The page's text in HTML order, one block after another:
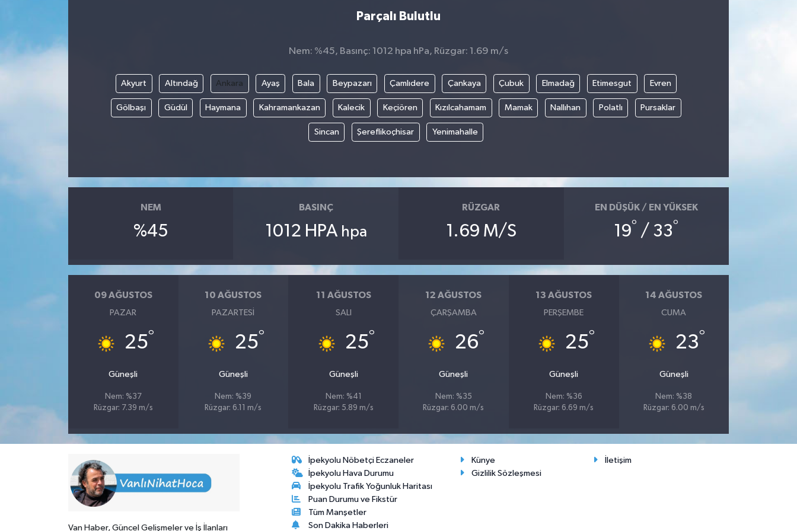
Parçalı Bulutlu
Nem: %45, Basınç: 1012 hpa hPa, Rüzgar: 1.69 m/s
Akyurt Altındağ Ankara Ayaş Bala Beypazarı Çamlıdere Çankaya Çubuk Elmadağ Etimesgut Evren
Gölbaşı Güdül Haymana Kahramankazan Kalecik Keçiören Kızılcahamam Mamak Nallıhan Polatlı Pursaklar
Sincan Şereflikoçhisar Yenimahalle
NEM
%45
BASINÇ
1012 HPA hpa
RÜZGAR
1.69 M/S
EN DÜŞÜK / EN YÜKSEK
19° / 33°
09 AĞUSTOS
PAZAR
25°
Güneşli
Nem: %37
Rüzgar: 7.39 m/s
10 AĞUSTOS
PAZARTESI
25°
Güneşli
Nem: %39
Rüzgar: 6.11 m/s
11 AĞUSTOS
SALI
25°
Güneşli
Nem: %41
Rüzgar: 5.89 m/s
12 AĞUSTOS
ÇARŞAMBA
26°
Güneşli
Nem: %35
Rüzgar: 6.00 m/s
13 AĞUSTOS
PERŞEMBE
25°
Güneşli
Nem: %36
Rüzgar: 6.69 m/s
14 AĞUSTOS
CUMA
23°
Güneşli
Nem: %38
Rüzgar: 6.00 m/s
Van Haber, Güncel Gelişmeler ve İş İlanları
İpekyolu Nöbetçi Eczaneler
İpekyolu Hava Durumu
İpekyolu Trafik Yoğunluk Haritası
Puan Durumu ve Fikstür
Tüm Manşetler
Son Dakika Haberleri
Künye
İletişim
Gizlilik Sözleşmesi